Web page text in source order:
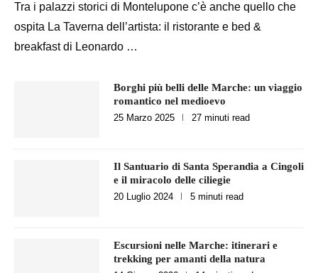
Tra i palazzi storici di Montelupone c’è anche quello che
ospita La Taverna dell’artista: il ristorante e bed &
breakfast di Leonardo …
Borghi più belli delle Marche: un viaggio
romantico nel medioevo
25 Marzo 2025 27 minuti read
Il Santuario di Santa Sperandia a Cingoli
e il miracolo delle ciliegie
20 Luglio 2024 5 minuti read
Escursioni nelle Marche: itinerari e
trekking per amanti della natura